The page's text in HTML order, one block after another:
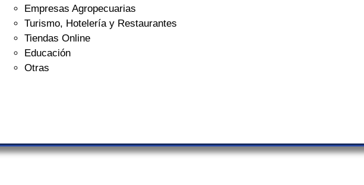
Empresas Agropecuarias
Turismo, Hotelería y Restaurantes
Tiendas Online
Educación
Otras